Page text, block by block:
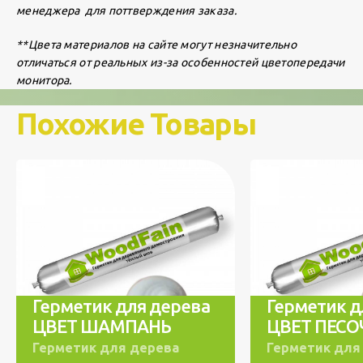
менеджера для поттверждения заказа.
**Цвета материалов на сайте могут незначительно
отличаться от реальных из-за особенностей цветопередачи
монитора.
Похожие Товары
Герметик для дерева
ЦВЕТ ШАМПАНЬ
Герметик для дерева
Герметик
ЦВЕТ
Герметик